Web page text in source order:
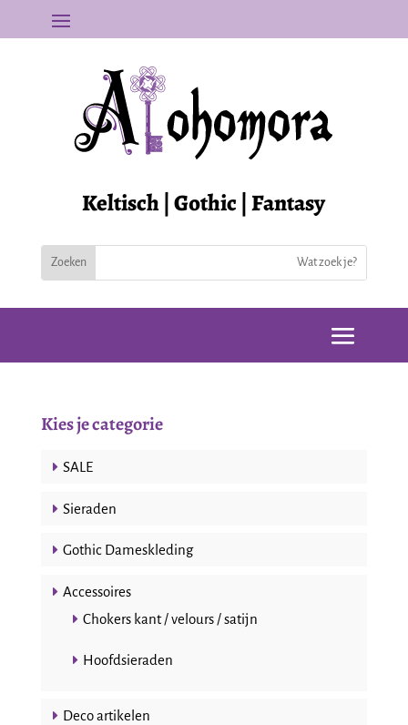
Keltisch | Gothic | Fantasy
Kies je categorie
SALE
Sieraden
Gothic Dameskleding
Accessoires
Chokers kant / velours / satijn
Hoofdsieraden
Deco artikelen